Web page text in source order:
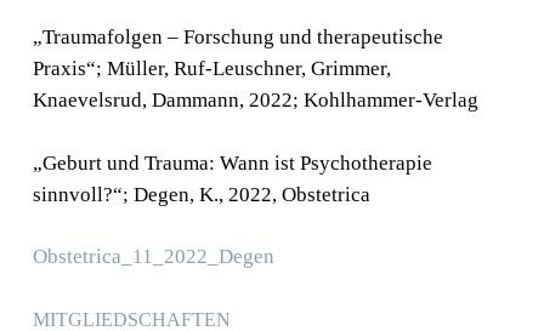
Master of Science Klinische Psychologie, Universität
Konstanz
Bacherlor of Science Psychologie, Universität
Konstanz
2003-2012
freiberufliche Hebamme in der
„Traumafolgen – Forschung und therapeutische
Praxis“; Müller, Ruf-Leuschner, Grimmer,
Knaevelsrud, Dammann, 2022; Kohlhammer-Verlag
„Geburt und Trauma: Wann ist Psychotherapie
sinnvoll?“; Degen, K., 2022, Obstetrica
Obstetrica_11_2022_Degen
MITGLIEDSCHAFTEN